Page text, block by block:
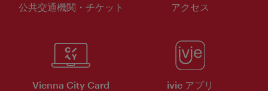
公共交通機関・チケット アクセス
Vienna City Card ivie アプリ